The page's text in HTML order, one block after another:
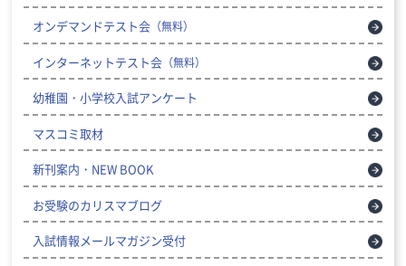
オンデマンドテスト会 （無料）
インターネットテスト会 （無料）
幼稚園・小学校入試アンケート
マスコミ取材
新刊案内・NEW BOOK
お受験のカリスマブログ
入試情報メールマガジン受付